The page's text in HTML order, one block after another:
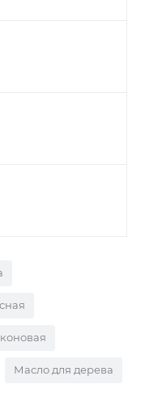
Масло для дерева